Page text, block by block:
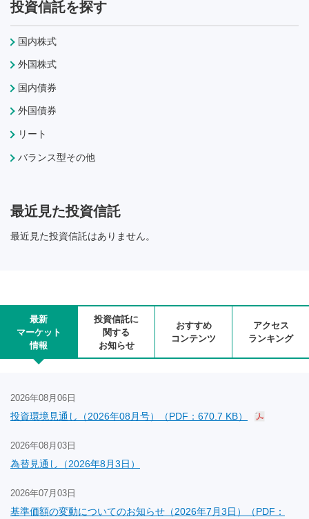
投資信託を探す
国内株式
外国株式
国内債券
外国債券
リート
バランス型その他
最近見た投資信託
最近見た投資信託はありません。
最新
マーケット
情報
投資信託に
関する
お知らせ
おすすめ
コンテンツ
アクセス
ランキング
2026年08月06日
投資環境見通し（2026年08月号）（PDF：670.7 KB）
2026年08月03日
為替見通し（2026年8月3日）
2026年07月03日
基準価額の変動についてのお知らせ（2026年7月3日）（PDF：